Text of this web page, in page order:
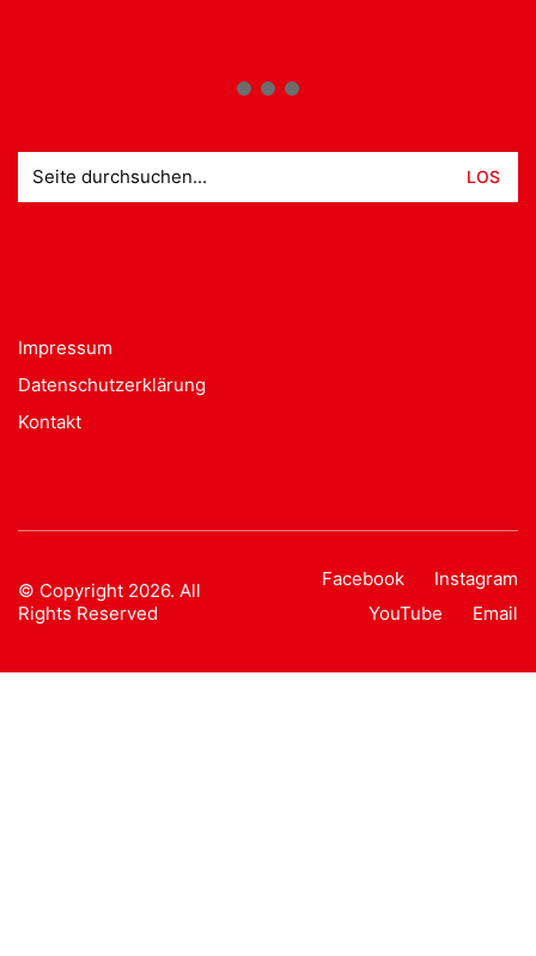
nach:
Impressum
Datenschutzerklärung
Kontakt
Facebook
Instagram
YouTube
Email
© Copyright 2026. All
Rights Reserved